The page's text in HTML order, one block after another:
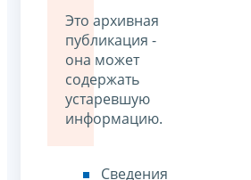
Это архивная
публикация -
она может
содержать
устаревшую
информацию.
Сведения